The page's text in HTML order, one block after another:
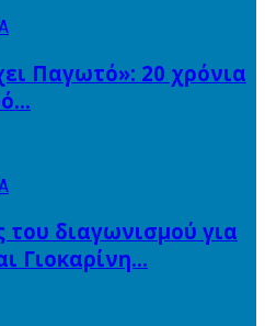
Παγωτό»: 20 χρόνια
του διαγωνισμού για
Γιοκαρίνη…